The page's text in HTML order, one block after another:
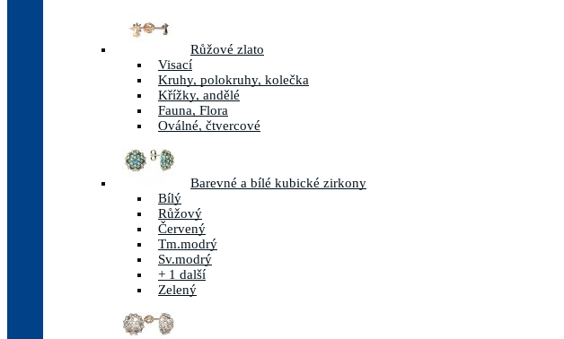
Růžové zlato
Visací
Kruhy, polokruhy, kolečka
Křížky, andělé
Fauna, Flora
Oválné, čtvercové
Barevné a bílé kubické zirkony
Bílý
Růžový
Červený
Tm.modrý
Sv.modrý
+ 1 další
Zelený